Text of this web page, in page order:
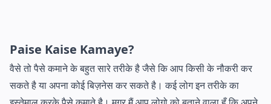
Paise Kaise Kamaye?
वैसे तो पैसे कमाने के बहुत सारे तरीके है जैसे कि आप किसी के नौकरी कर
सकते है या अपना कोई बिज़नेस कर सकते है। कई लोग इन तरीके का